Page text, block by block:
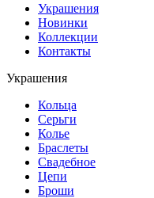
Украшения
Новинки
Коллекции
Контакты
Украшения
Кольца
Серьги
Колье
Браслеты
Свадебное
Цепи
Броши